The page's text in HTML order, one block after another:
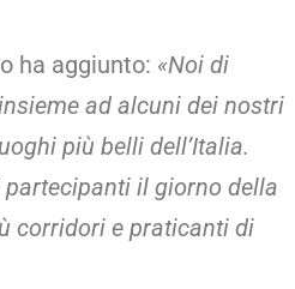
ha aggiunto: «Noi di
ad alcuni dei nostri
più belli dell’Italia.
il giorno della
corridori e praticanti di